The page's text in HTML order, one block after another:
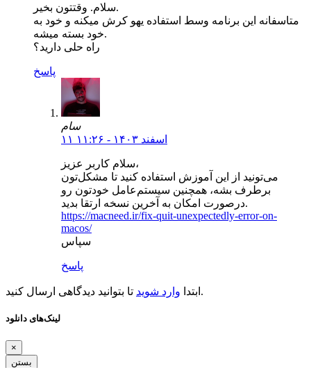
سلام. وقتتون بخیر.
متاسفانه این برنامه وسط استفاده یهو کرش میکنه و خود به
خود بسته میشه.
راه حلی دارید؟
پاسخ
سام
۱۱ اسفند ۱۴۰۳ - ۱۱:۲۶
سلام کاربر عزیز،
می‌تونید از این آموزش استفاده کنید تا مشکل‌تون
برطرف بشه، همچنین سیستم‌عامل خودتون رو
درصورت امکان به آخرین نسخه ارتقا بدید.
https://macneed.ir/fix-quit-unexpectedly-error-on-
macos/
سپاس
پاسخ
ابتدا وارد شوید تا بتوانید دیدگاهی ارسال کنید.
لینک‌های دانلود
×
بستن